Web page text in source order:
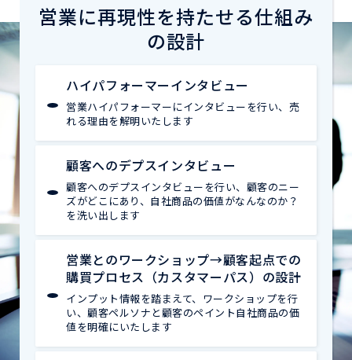
営業に再現性を持たせる仕組み
の設計
ハイパフォーマーインタビュー
営業ハイパフォーマーにインタビューを行い、売
れる理由を解明いたします
顧客へのデプスインタビュー
顧客へのデプスインタビューを行い、顧客のニー
ズがどこにあり、自社商品の価値がなんなのか？
を洗い出します
営業とのワークショップ→顧客起点での
購買プロセス（カスタマーパス）の設計
インプット情報を踏まえて、ワークショップを行
い、顧客ペルソナと顧客のペイント自社商品の価
値を明確にいたします